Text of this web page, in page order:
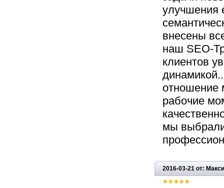
улучшения
внесены
наш SEO-
клиентов
отношение
рабочие
мы выбрали
2016-03-21 от: